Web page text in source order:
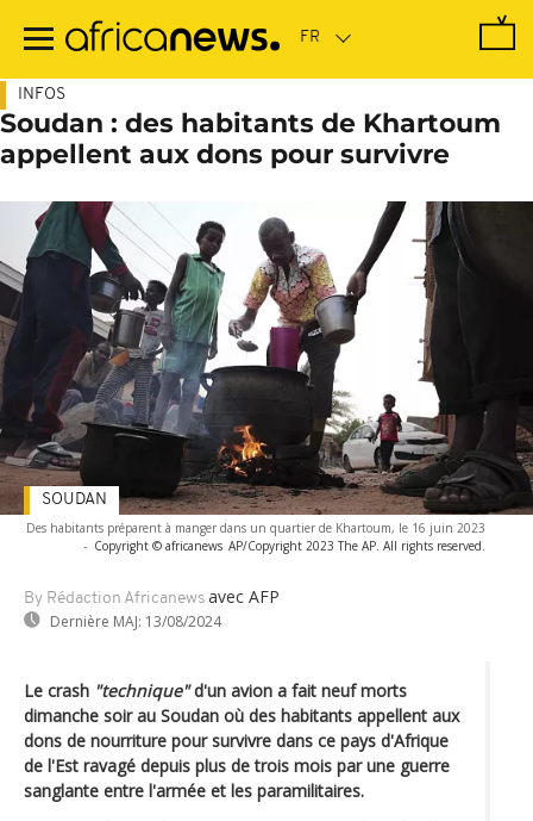
contenu
INFOS
Soudan : des habitants de Khartoum
appellent aux dons pour survivre
Des habitants préparent à manger dans un quartier de Khartoum, le 16 juin 2023
- Copyright © africanews AP/Copyright 2023 The AP. All rights reserved.
By Rédaction Africanews avec AFP
Dernière MAJ: 13/08/2024
SOUDAN
Le crash "technique"d'un avion a fait neuf morts
dimanche soir au Soudan où des habitants appellent aux
dons de nourriture pour survivre dans ce pays d'Afrique
de l'Est ravagé depuis plus de trois mois par une guerre
sanglante entre l'armée et les paramilitaires.